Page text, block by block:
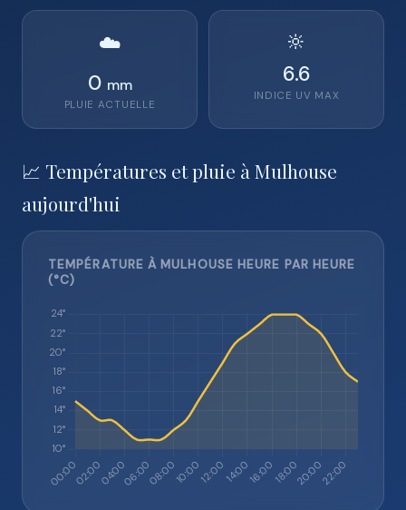
☁️
0 mm
PLUIE ACTUELLE
🔆
6.6
INDICE UV MAX
📈 Températures et pluie à Mulhouse
aujourd'hui
TEMPÉRATURE À MULHOUSE HEURE PAR HEURE
(°C)